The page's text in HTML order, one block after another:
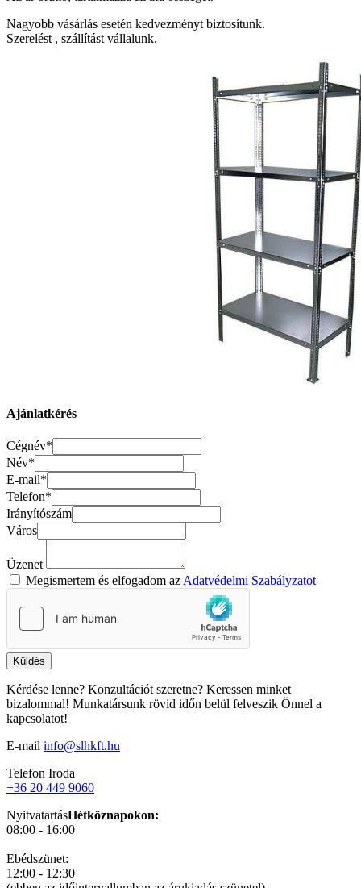
Nagyobb vásárlás esetén kedvezményt biztosítunk.
Szerelést , szállítást vállalunk.
Ajánlatkérés
Cégnév*
Név*
E-mail*
Telefon*
Irányítószám
Város
Üzenet
Megismertem és elfogadom azAdatvédelmi Szabályzatot
Küldés
Kérdése lenne? Konzultációt szeretne? Keressen minket
bizalommal! Munkatársunk rövid időn belül felveszik Önnel a
kapcsolatot!
E-mail info@slhkft.hu
Telefon Iroda
+36 20 449 9060
NyitvatartásHétköznapokon:
08:00 - 16:00
Ebédszünet:
12:00 - 12:30